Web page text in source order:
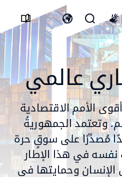
افتح
نموذج
البحث
افتح
مفتاح
اللغة
عالمي
الأمم الاقتصادية
وتعتمد الجمهوريةُ
مُصدِّرًا على سوقٍ حرة
في هذا الإطار
وحمايتها في